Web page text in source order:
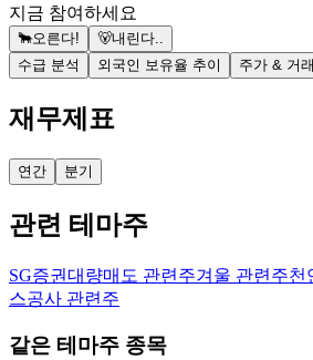
지금 참여하세요
🐂오른다! 🐻내린다..
수급 분석
외국인 보유율 추이 주가 & 거
재무제표
연간 분기
관련 테마주
SG증권대량매도 관련주겨울 관련주천
스공사 관련주
같은 테마주 종목